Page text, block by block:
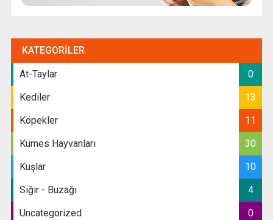
KATEGORILER
At-Taylar
0
Kediler
13
Köpekler
11
Kümes Hayvanları
30
Kuşlar
10
Sığır - Buzağı
4
Uncategorized
0